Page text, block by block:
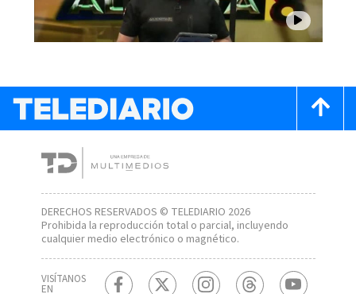
DERECHOS RESERVADOS © TELEDIARIO 2026
Prohibida la reproducción total o parcial, incluyendo
cualquier medio electrónico o magnético.
VISÍTANOS
EN